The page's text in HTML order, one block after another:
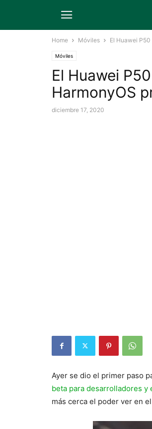
Home Móviles El Huawei
Móviles
El Huawei
HarmonyOS
diciembre 17, 2020
Ayer se dio el primer paso
beta para desarrolladores y
más cerca el poder ver en